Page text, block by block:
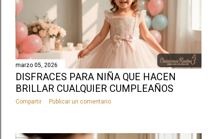
marzo 05, 2026
DISFRACES PARA NIÑA QUE HACEN
BRILLAR CUALQUIER CUMPLEAÑOS
Compartir Publicar un comentario